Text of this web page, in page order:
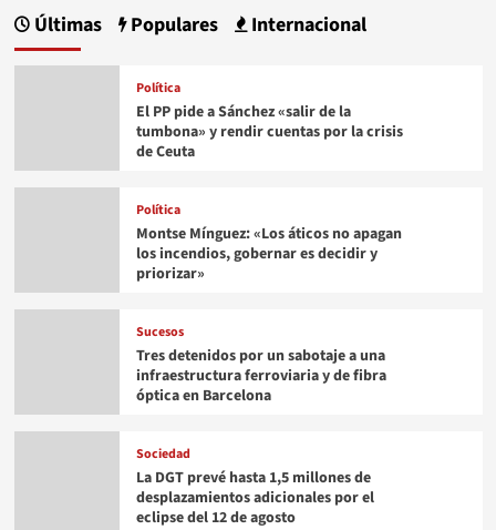
Últimas Populares Internacional
Política
El PP pide a Sánchez «salir de la
tumbona» y rendir cuentas por la crisis
de Ceuta
Política
Montse Mínguez: «Los áticos no apagan
los incendios, gobernar es decidir y
priorizar»
Sucesos
Tres detenidos por un sabotaje a una
infraestructura ferroviaria y de fibra
óptica en Barcelona
Sociedad
La DGT prevé hasta 1,5 millones de
desplazamientos adicionales por el
eclipse del 12 de agosto